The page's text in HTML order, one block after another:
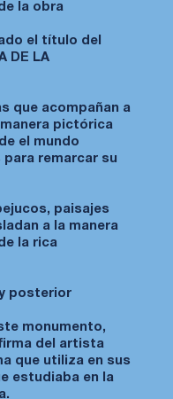
la obra
el título del
DE LA
que acompañan a
pictórica
el mundo
remarcar su
paisajes
a la manera
la rica
posterior
monumento,
del artista
que utiliza en sus
estudiaba en la